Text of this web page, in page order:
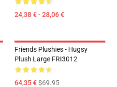
24,38 € - 28,06 €
Friends Plushies - Hugsy
Plush Large FRI3012
64,35 €$69.95